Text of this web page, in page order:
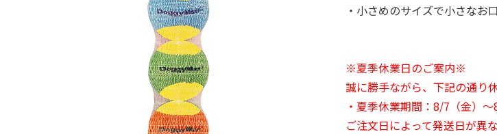
・小さめのサイズで小さなお
※夏季休業日のご案内※
誠に勝手ながら、下記の通り
・夏季休業期間：8/7（金）～
ご注文日によって発送日が異